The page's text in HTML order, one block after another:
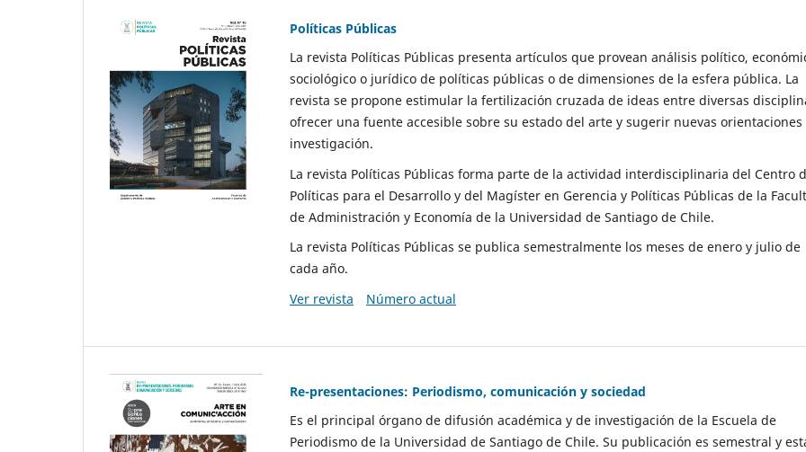
Políticas Públicas
La revista Políticas Públicas presenta artículos que provean análisis político,
sociológico o jurídico de políticas públicas o de dimensiones de la esfera pública. La
revista se propone estimular la fertilización cruzada de ideas entre diversas
ofrecer una fuente accesible sobre su estado del arte y sugerir nuevas orientaciones
investigación.
La revista Políticas Públicas forma parte de la actividad interdisciplinaria del Centro
Políticas para el Desarrollo y del Magíster en Gerencia y Políticas Públicas de la
de Administración y Economía de la Universidad de Santiago de Chile.
La revista Políticas Públicas se publica semestralmente los meses de enero y julio de
cada año.
Ver revista
Número actual
Re-presentaciones: Periodismo, comunicación y sociedad
Es el principal órgano de difusión académica y de investigación de la Escuela de
Periodismo de la Universidad de Santiago de Chile. Su publicación es semestral y